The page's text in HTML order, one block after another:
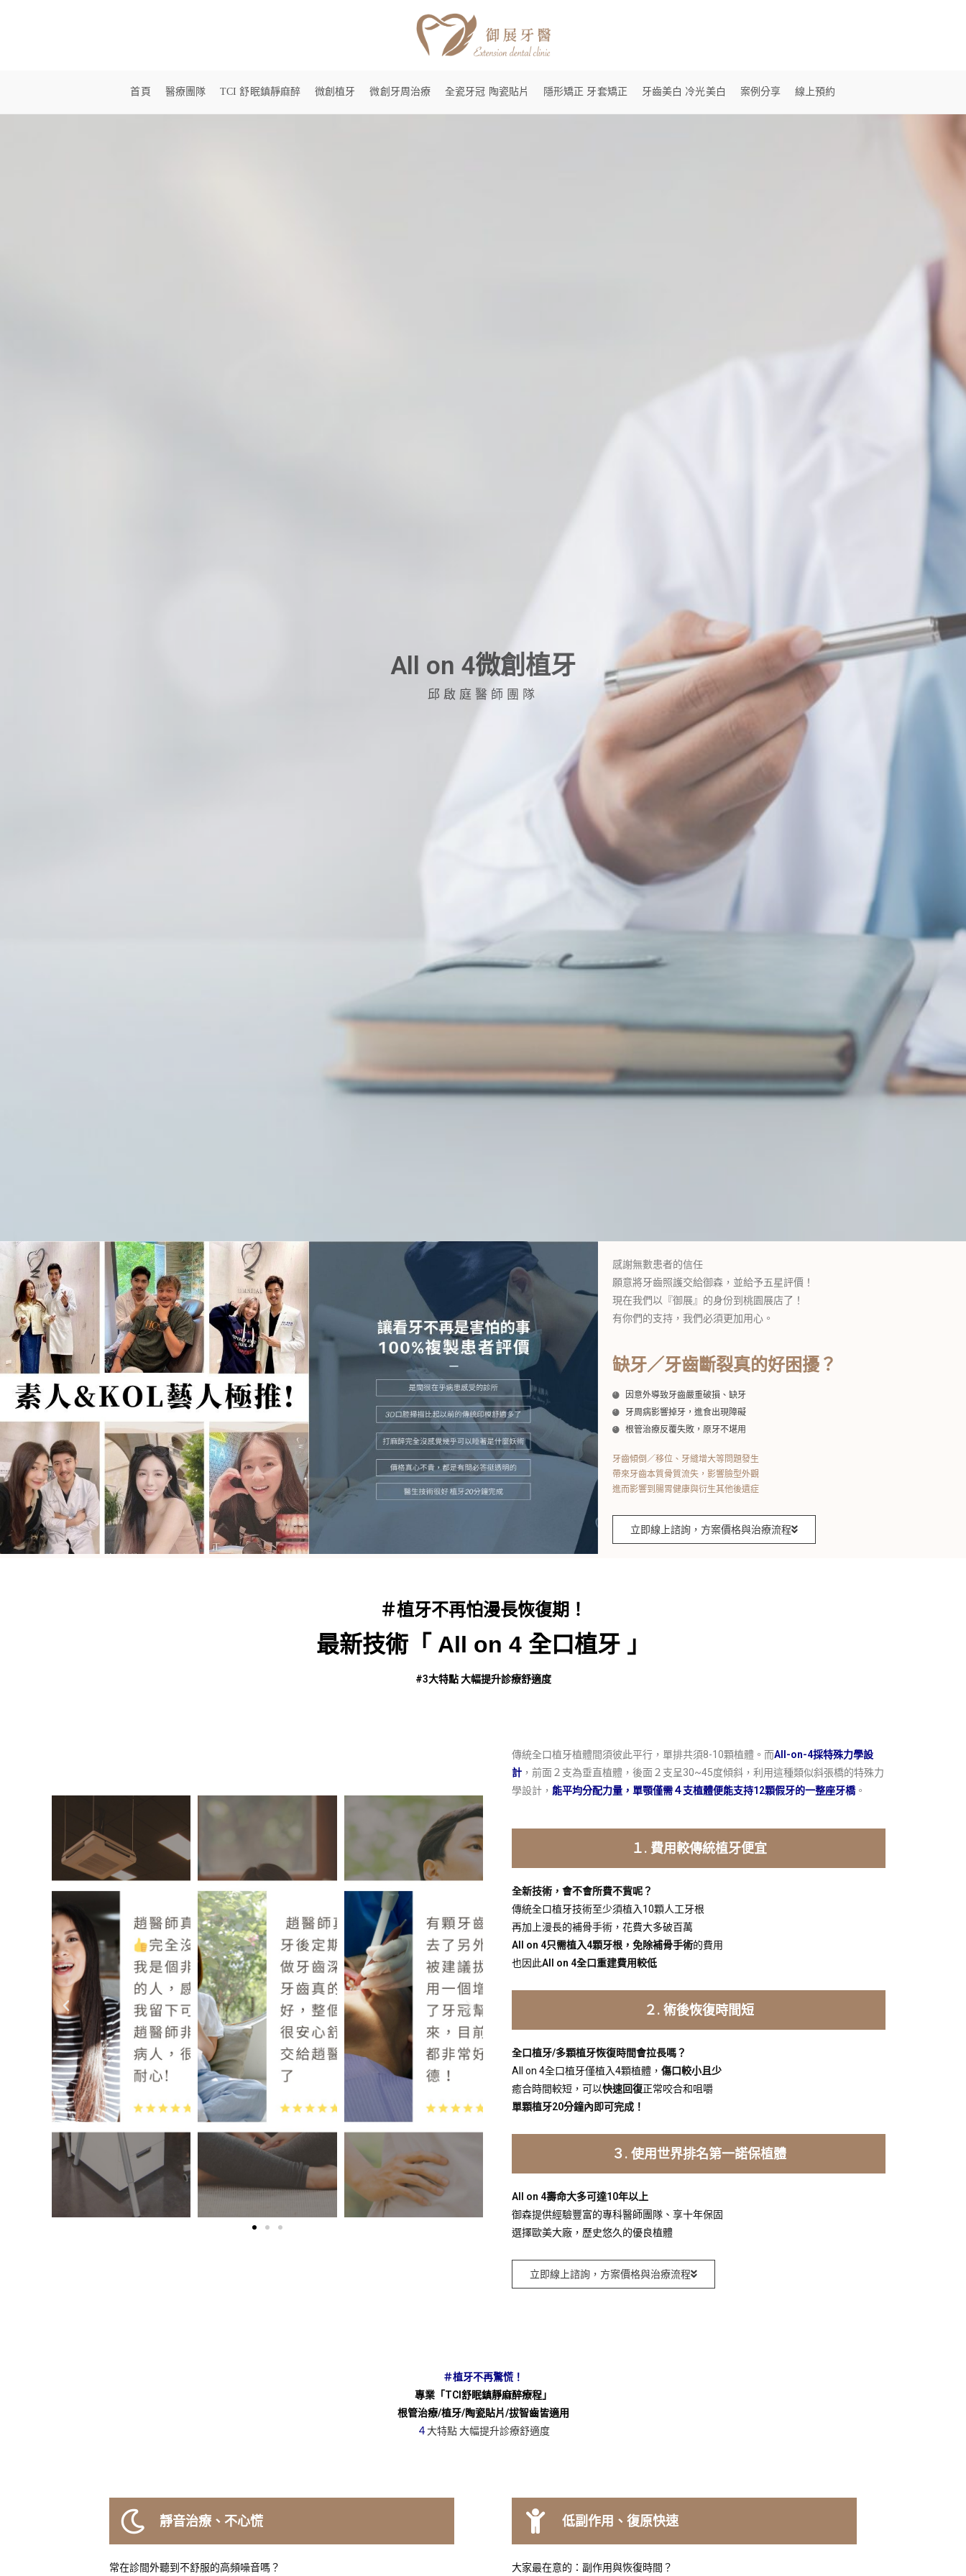
首頁 醫療團隊 TCI 舒眠鎮靜麻醉 微創植牙 微創牙周治療 全瓷牙冠 陶瓷貼片 隱形矯正 牙套矯正 牙齒美白 冷光美白 案例分享 線上預約
All on 4微創植牙
邱啟庭醫師團隊
感謝無數患者的信任
願意將牙齒照護交給御森，並給予五星評價！
現在我們以『御展』的身份到桃園展店了！
有你們的支持，我們必須更加用心。
缺牙／牙齒斷裂真的好困擾？
因意外導致牙齒嚴重破損、缺牙
牙周病影響掉牙，進食出現障礙
根管治療反覆失敗，原牙不堪用
牙齒傾倒／移位、牙縫增大等問題發生
帶來牙齒本質骨質流失，影響臉型外觀
進而影響到腸胃健康與衍生其他後遺症
立即線上諮詢，方案價格與治療流程
＃植牙不再怕漫長恢復期！
最新技術「 All on 4 全口植牙 」
#3大特點 大幅提升診療舒適度
傳統全口植牙植體間須彼此平行，單排共須8-10顆植體。而All-on-4採特殊力學設
計 ，前面２支為垂直植體，後面２支呈30~45度傾斜，利用這種類似斜張橋的特殊力
學設計， 能平均分配力量，單顎僅需４支植體便能支持12顆假牙的一整座牙橋。
１. 費用較傳統植牙便宜
全新技術，會不會所費不貲呢？
傳統全口植牙技術至少須植入10顆人工牙根
再加上漫長的補骨手術，花費大多破百萬
All on 4只需植入4顆牙根，免除補骨手術的費用
也因此All on 4全口重建費用較低
２. 術後恢復時間短
全口植牙/多顆植牙恢復時間會拉長嗎？
All on 4全口植牙僅植入4顆植體， 傷口較小且少
癒合時間較短，可以快速回復正常咬合和咀嚼
單顆植牙20分鐘內即可完成！
３. 使用世界排名第一諾保植體
All on 4壽命大多可達10年以上
御森提供經驗豐富的專科醫師團隊、享十年保固
選擇歐美大廠，歷史悠久的優良植體
立即線上諮詢，方案價格與治療流程
＃植牙不再驚慌！
專業「TCI舒眠鎮靜麻醉療程」
根管治療/植牙/陶瓷貼片/拔智齒皆適用
４大特點 大幅提升診療舒適度
靜音治療、不心慌
常在診間外聽到不舒服的高頻噪音嗎？
低副作用、復原快速
大家最在意的：副作用與恢復時間？